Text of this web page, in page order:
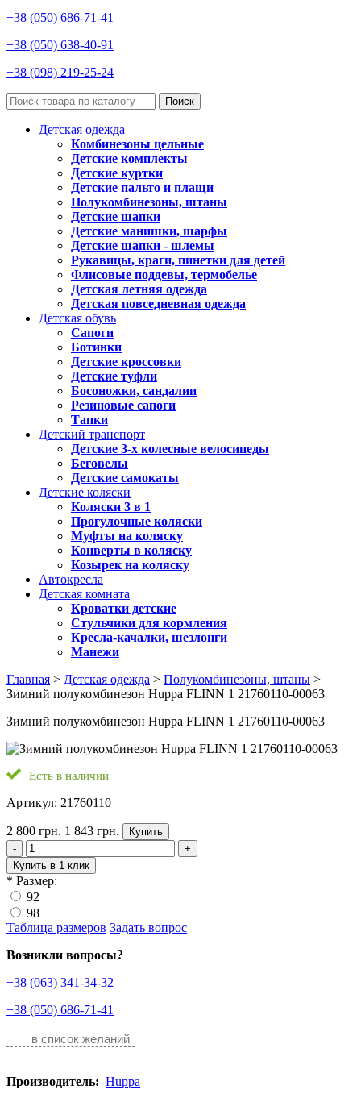
+38 (050) 686-71-41
+38 (050) 638-40-91
+38 (098) 219-25-24
Поиск
Детская одежда
Комбинезоны цельные
Детские комплекты
Детские куртки
Детские пальто и плащи
Полукомбинезоны, штаны
Детские шапки
Детские манишки, шарфы
Детские шапки - шлемы
Рукавицы, краги, пинетки для детей
Флисовые поддевы, термобелье
Детская летняя одежда
Детская повседневная одежда
Детская обувь
Сапоги
Ботинки
Детские кроссовки
Детские туфли
Босоножки, сандалии
Резиновые сапоги
Тапки
Детский транспорт
Детские 3-х колесные велосипеды
Беговелы
Детские самокаты
Детские коляски
Коляски 3 в 1
Прогулочные коляски
Муфты на коляску
Конверты в коляску
Козырек на коляску
Автокресла
Детская комната
Кроватки детские
Стульчики для кормления
Кресла-качалки, шезлонги
Манежи
Главная > Детская одежда > Полукомбинезоны, штаны >
Зимний полукомбинезон Huppa FLINN 1 21760110-00063
Зимний полукомбинезон Huppa FLINN 1 21760110-00063
Есть в наличии
Артикул: 21760110
2 800 грн. 1 843 грн.
Купить
-
+
Купить в 1 клик
* Размер:
92
98
Таблица размеров Задать вопрос
Возникли вопросы?
+38 (063) 341-34-32
+38 (050) 686-71-41
в список желаний
Производитель: Huppa